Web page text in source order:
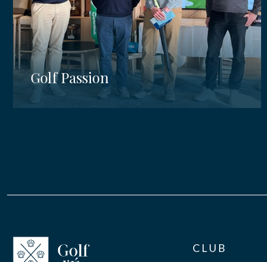
Golf Passion
CLUB